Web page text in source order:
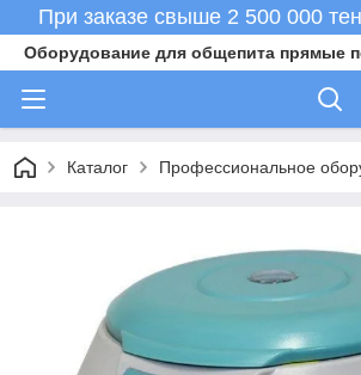
При заказе свыше 2 500 000
Оборудование для общепита прямые
Каталог Профессиональное